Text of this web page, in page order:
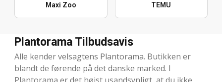
Maxi Zoo TEMU
Plantorama Tilbudsavis
Alle kender velsagtens Plantorama. Butikken er
blandt de førende på det danske marked. I